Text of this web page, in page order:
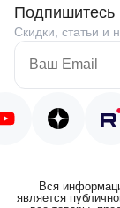
Подпишитесь
Скидки, статьи и
Вся
является